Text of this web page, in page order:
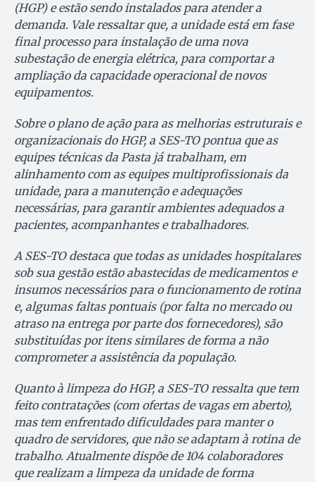
(HGP) e estão sendo instalados para atender a
demanda. Vale ressaltar que, a unidade está em fase
final processo para instalação de uma nova
subestação de energia elétrica, para comportar a
ampliação da capacidade operacional de novos
equipamentos.
Sobre o plano de ação para as melhorias estruturais e
organizacionais do HGP, a SES-TO pontua que as
equipes técnicas da Pasta já trabalham, em
alinhamento com as equipes multiprofissionais da
unidade, para a manutenção e adequações
necessárias, para garantir ambientes adequados a
pacientes, acompanhantes e trabalhadores.
A SES-TO destaca que todas as unidades hospitalares
sob sua gestão estão abastecidas de medicamentos e
insumos necessários para o funcionamento de rotina
e, algumas faltas pontuais (por falta no mercado ou
atraso na entrega por parte dos fornecedores), são
substituídas por itens similares de forma a não
comprometer a assistência da população.
Quanto à limpeza do HGP, a SES-TO ressalta que tem
feito contratações (com ofertas de vagas em aberto),
mas tem enfrentado dificuldades para manter o
quadro de servidores, que não se adaptam à rotina de
trabalho. Atualmente dispõe de 104 colaboradores
que realizam a limpeza da unidade de forma